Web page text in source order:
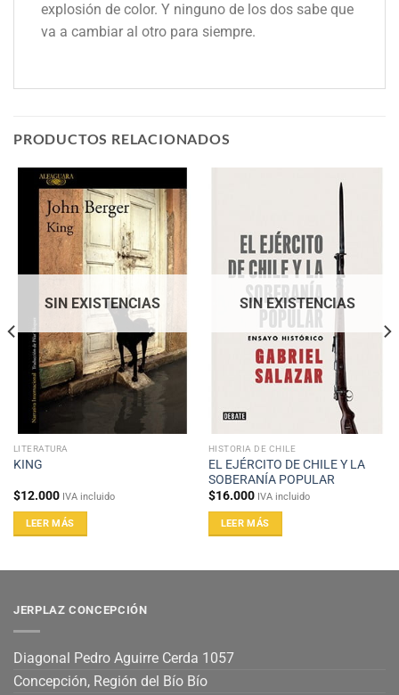
explosión de color. Y ninguno de los dos sabe que
va a cambiar al otro para siempre.
PRODUCTOS RELACIONADOS
SIN EXISTENCIAS
LITERATURA
KING
$12.000 IVA incluido
LEER MÁS
SIN EXISTENCIAS
HISTORIA DE CHILE
EL EJÉRCITO DE CHILE Y LA
SOBERANÍA POPULAR
$16.000 IVA incluido
LEER MÁS
JERPLAZ CONCEPCIÓN
Diagonal Pedro Aguirre Cerda 1057
Concepción, Región del Bío Bío